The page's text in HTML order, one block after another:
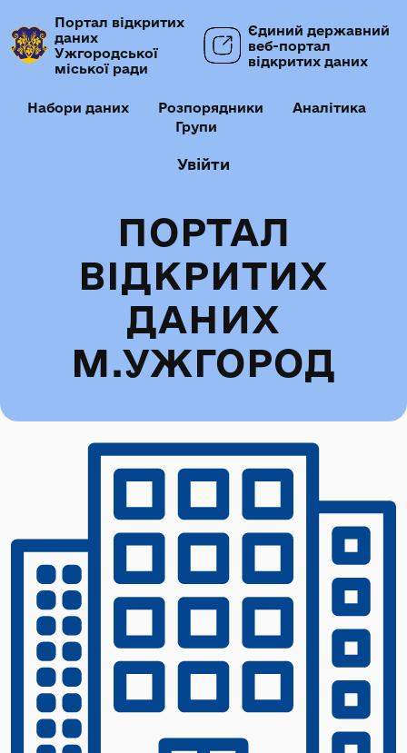
Портал відкритих
даних
Ужгородської
міської ради
Єдиний державний
веб-портал
відкритих даних
Набори даних Розпорядники
Аналітика
Групи
Увійти
ПОРТАЛ
ВІДКРИТИХ
ДАНИХ
М.УЖГОРОД